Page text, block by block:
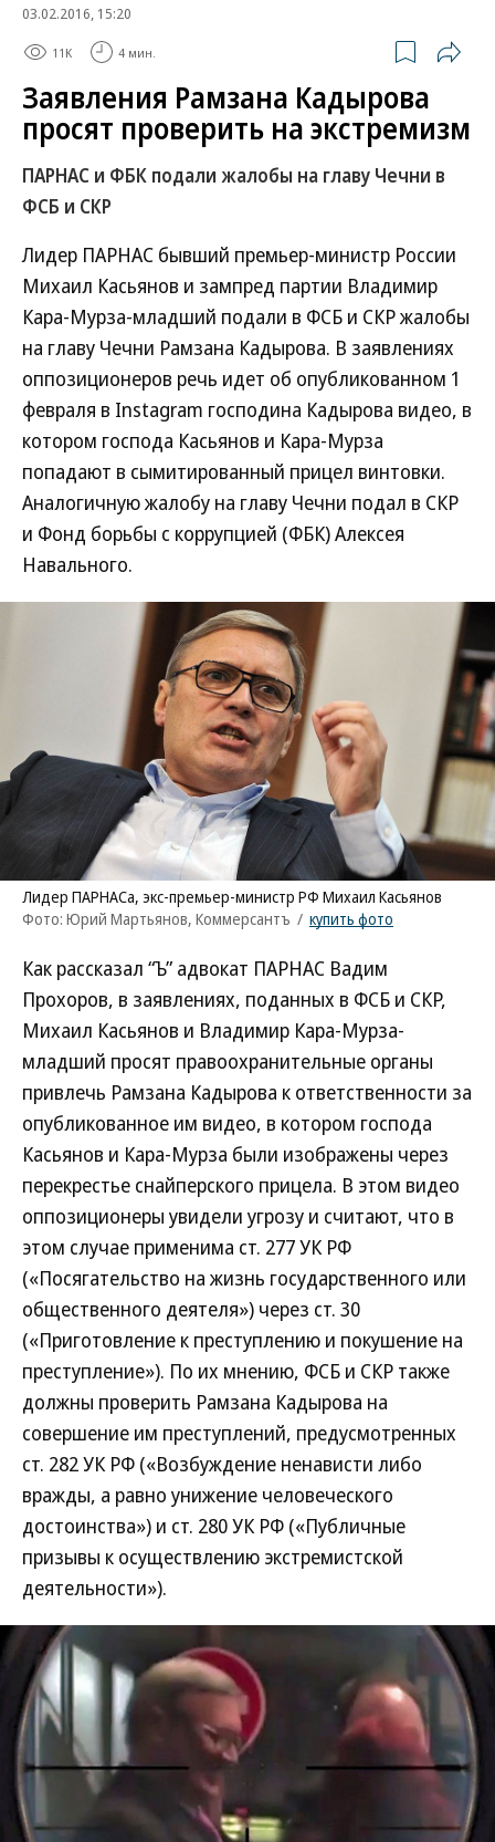
03.02.2016, 15:20
11K 4 мин.
Заявления Рамзана Кадырова
просят проверить на экстремизм
ПАРНАС и ФБК подали жалобы на главу Чечни в
ФСБ и СКР
Лидер ПАРНАС бывший премьер-министр России
Михаил Касьянов и зампред партии Владимир
Кара-Мурза-младший подали в ФСБ и СКР жалобы
на главу Чечни Рамзана Кадырова. В заявлениях
оппозиционеров речь идет об опубликованном 1
февраля в Instagram господина Кадырова видео, в
котором господа Касьянов и Кара-Мурза
попадают в сымитированный прицел винтовки.
Аналогичную жалобу на главу Чечни подал в СКР
и Фонд борьбы с коррупцией (ФБК) Алексея
Навального.
Лидер ПАРНАСа, экс-премьер-министр РФ Михаил Касьянов
Фото: Юрий Мартьянов, Коммерсантъ / купить фото
Как рассказал “Ъ” адвокат ПАРНАС Вадим
Прохоров, в заявлениях, поданных в ФСБ и СКР,
Михаил Касьянов и Владимир Кара-Мурза-
младший просят правоохранительные органы
привлечь Рамзана Кадырова к ответственности за
опубликованное им видео, в котором господа
Касьянов и Кара-Мурза были изображены через
перекрестье снайперского прицела. В этом видео
оппозиционеры увидели угрозу и считают, что в
этом случае применима ст. 277 УК РФ
(«Посягательство на жизнь государственного или
общественного деятеля») через ст. 30
(«Приготовление к преступлению и покушение на
преступление»). По их мнению, ФСБ и СКР также
должны проверить Рамзана Кадырова на
совершение им преступлений, предусмотренных
ст. 282 УК РФ («Возбуждение ненависти либо
вражды, а равно унижение человеческого
достоинства») и ст. 280 УК РФ («Публичные
призывы к осуществлению экстремистской
деятельности»).